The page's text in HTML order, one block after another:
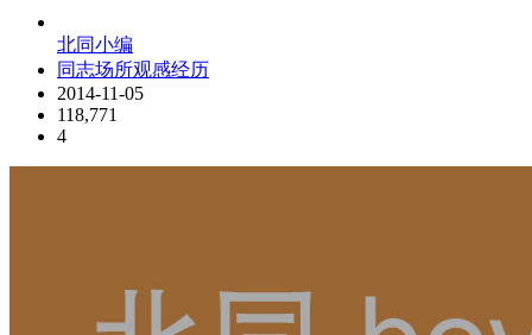
北同小编
同志场所观感经历
2014-11-05
118,771
4